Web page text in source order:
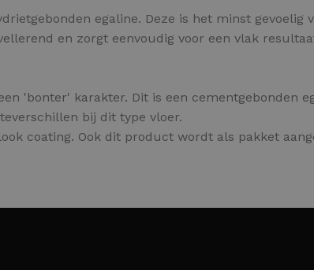
egaline. Deze is het minst gevoelig
en zorgt eenvoudig voor een vlak
'bonter' karakter. Dit is een cementgebonden
bij dit type vloer.
coating. Ook dit product wordt als pakket